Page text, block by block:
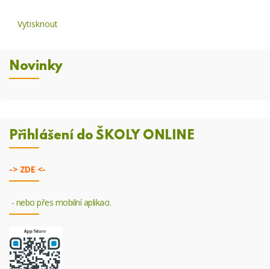
Vytisknout
Novinky
Přihlášení do ŠKOLY ONLINE
-> ZDE <-
- nebo přes mobilní aplikaci.